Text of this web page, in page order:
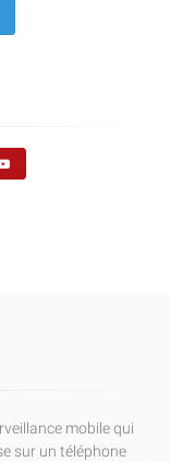
mobile qui
sur un téléphone